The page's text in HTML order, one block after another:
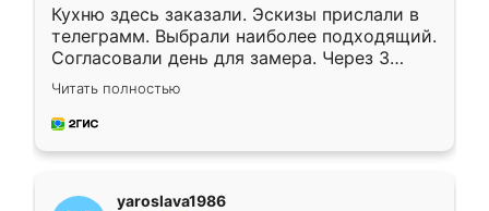
Кухню здесь заказали. Эскизы прислали в
телеграмм. Выбрали наиболее подходящий.
Согласовали день для замера. Через 3
недели кухня была уже готова. Остались
довольны работой. Спасибо Ренессанс
мебель за качественную работу!
Читать полностью
yaroslava1986